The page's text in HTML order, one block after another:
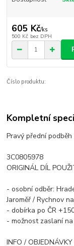
605 Kč/ks
500 Kč bez DPH
Číslo produktu:
Kompletní
Pravý přední
3C0805978
ORIGINÁL DÍL
- osobní odběr:
Jaroměř / Rychnov
- dobírka po ČR
- možnost zaslaní
INFO /